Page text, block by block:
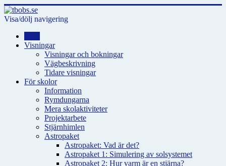
Visa/dölj navigering
Visningar
Visningar och bokningar
Vägbeskrivning
Tidare visningar
För skolor
Information
Rymdungarna
Mera skolaktiviteter
Projektarbete
Stjärnhimlen
Astropaket
Astropaket: Vad är det?
Astropaket 1: Simulering av solsystemet
Astropaket 2: Hur varm är en stjärna?